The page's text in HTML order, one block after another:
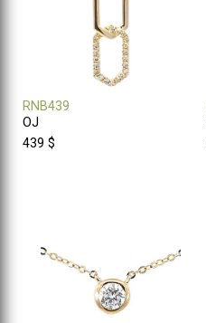
RNB439
OJ
439 $